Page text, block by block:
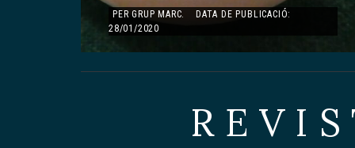
PERGRUP MARC.
DATA DE PUBLICACIÓ:
28/01/2020
PUBLICACIÓ: 23/08/2019